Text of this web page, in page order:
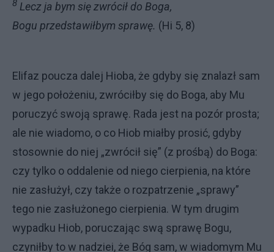
8 Lecz ja bym się zwrócił do Boga,
Bogu przedstawiłbym sprawę. (Hi 5, 8)
Elifaz poucza dalej Hioba, że gdyby się znalazł sam
w jego położe­niu, zwróciłby się do Boga, aby Mu
poruczyć swoją sprawę. Rada jest na pozór prosta;
ale nie wiadomo, o co Hiob miałby prosić, gdyby
stosownie do niej „zwrócił się” (z prośbą) do Boga:
czy tylko o oddalenie od niego cierpienia, na które
nie zasłużył, czy także o rozpatrzenie „sprawy”
tego nie zasłużonego cierpienia. W tym drugim
wypadku Hiob, poruczając swą sprawę Bogu,
czyniłby to w na­dziei, że Bóg sam, w wiadomym Mu